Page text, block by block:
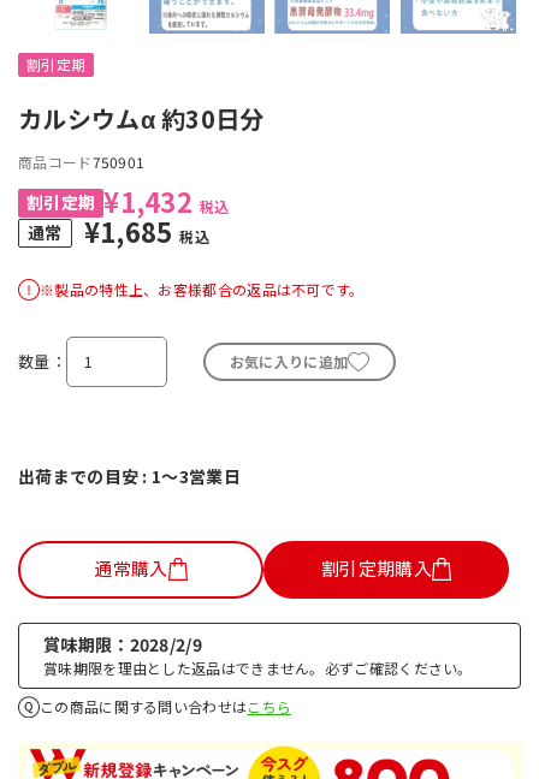
割引定期
カルシウムα 約30日分
商品コード750901
¥1,432 税込
¥1,685 税込
※製品の特性上、お客様都合の返品は不可です。
数量 お気に入りに追加
出荷までの目安 : 1～3営業日
通常購入 割引定期購入
賞味期限 2028/2/9
賞味期限を理由とした返品はできません。必ずご確認ください。
この商品に関する問い合わせはこちら